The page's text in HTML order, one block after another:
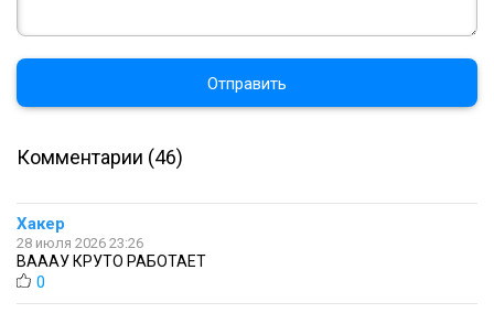
Отправить
Комментарии (46)
Хакер
28 июля 2026 23:26
ВАААУ КРУТО РАБОТАЕТ
0